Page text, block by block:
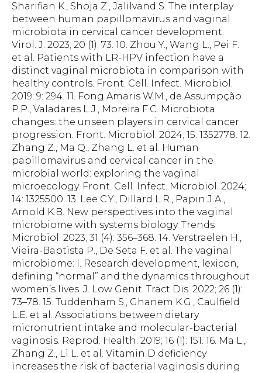
Sharifian K., Shoja Z., Jalilvand S. The interplay
between human papillomavirus and vaginal
microbiota in cervical cancer development.
Virol. J. 2023; 20 (1): 73. 10. Zhou Y., Wang L., Pei F.
et al. Patients with LR-HPV infection have a
distinct vaginal microbiota in comparison with
healthy controls. Front. Cell. Infect. Microbiol.
2019; 9: 294. 11. Fong Amaris W.M., de Assumpção
P.P., Valadares L.J., Moreira F.C. Microbiota
changes: the unseen players in cervical cancer
progression. Front. Microbiol. 2024; 15: 1352778. 12.
Zhang Z., Ma Q., Zhang L. et al. Human
papillomavirus and cervical cancer in the
microbial world: exploring the vaginal
microecology. Front. Cell. Infect. Microbiol. 2024;
14: 1325500. 13. Lee C.Y., Dillard L.R., Papin J.A.,
Arnold K.B. New perspectives into the vaginal
microbiome with systems biology. Trends
Microbiol. 2023; 31 (4): 356–368. 14. Verstraelen H.,
Vieira-Baptista P., De Seta F. et al. The vaginal
microbiome: I. Research development, lexicon,
defining “normal” and the dynamics throughout
women’s lives. J. Low Genit. Tract Dis. 2022; 26 (1):
73–78. 15. Tuddenham S., Ghanem K.G., Caulfield
L.E. et al. Associations between dietary
micronutrient intake and molecular-bacterial
vaginosis. Reprod. Health. 2019; 16 (1): 151. 16. Ma L.,
Zhang Z., Li L. et al. Vitamin D deficiency
increases the risk of bacterial vaginosis during